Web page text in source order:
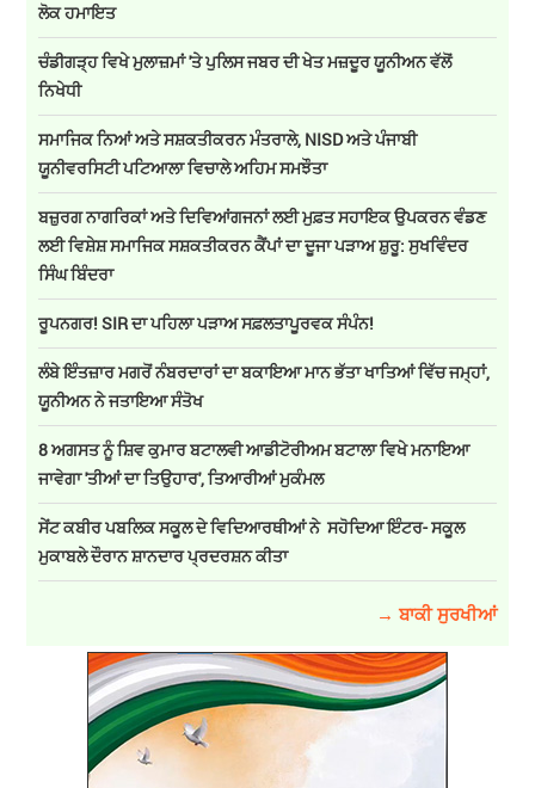
ਲੋਕ ਹਮਾਇਤ
ਚੰਡੀਗੜ੍ਹ ਵਿਖੇ ਮੁਲਾਜ਼ਮਾਂ 'ਤੇ ਪੁਲਿਸ ਜਬਰ ਦੀ ਖੇਤ ਮਜ਼ਦੂਰ ਯੂਨੀਅਨ ਵੱਲੋਂ
ਨਿਖੇਧੀ
ਸਮਾਜਿਕ ਨਿਆਂ ਅਤੇ ਸਸ਼ਕਤੀਕਰਨ ਮੰਤਰਾਲੇ, NISD ਅਤੇ ਪੰਜਾਬੀ
ਯੂਨੀਵਰਸਿਟੀ ਪਟਿਆਲਾ ਵਿਚਾਲੇ ਅਹਿਮ ਸਮਝੌਤਾ
ਬਜ਼ੁਰਗ ਨਾਗਰਿਕਾਂ ਅਤੇ ਦਿਵਿਆਂਗਜਨਾਂ ਲਈ ਮੁਫ਼ਤ ਸਹਾਇਕ ਉਪਕਰਨ ਵੰਡਣ
ਲਈ ਵਿਸ਼ੇਸ਼ ਸਮਾਜਿਕ ਸਸ਼ਕਤੀਕਰਨ ਕੈਂਪਾਂ ਦਾ ਦੂਜਾ ਪੜਾਅ ਸ਼ੁਰੂ: ਸੁਖਵਿੰਦਰ
ਸਿੰਘ ਬਿੰਦਰਾ
ਰੂਪਨਗਰ! SIR ਦਾ ਪਹਿਲਾ ਪੜਾਅ ਸਫ਼ਲਤਾਪੂਰਵਕ ਸੰਪੰਨ!
ਲੰਬੇ ਇੰਤਜ਼ਾਰ ਮਗਰੋਂ ਨੰਬਰਦਾਰਾਂ ਦਾ ਬਕਾਇਆ ਮਾਨ ਭੱਤਾ ਖਾਤਿਆਂ ਵਿੱਚ ਜਮ੍ਹਾਂ,
ਯੂਨੀਅਨ ਨੇ ਜਤਾਇਆ ਸੰਤੋਖ
8 ਅਗਸਤ ਨੂੰ ਸ਼ਿਵ ਕੁਮਾਰ ਬਟਾਲਵੀ ਆਡੀਟੋਰੀਅਮ ਬਟਾਲਾ ਵਿਖੇ ਮਨਾਇਆ
ਜਾਵੇਗਾ 'ਤੀਆਂ ਦਾ ਤਿਉਹਾਰ', ਤਿਆਰੀਆਂ ਮੁਕੰਮਲ
ਸੇਂਟ ਕਬੀਰ ਪਬਲਿਕ ਸਕੂਲ ਦੇ ਵਿਦਿਆਰਥੀਆਂ ਨੇ ਸਹੋਦਿਆ ਇੰਟਰ- ਸਕੂਲ
ਮੁਕਾਬਲੇ ਦੌਰਾਨ ਸ਼ਾਨਦਾਰ ਪ੍ਰਦਰਸ਼ਨ ਕੀਤਾ
→ ਬਾਕੀ ਸੁਰਖੀਆਂ